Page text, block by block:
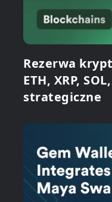
Rezerwa
ETH, XRP,
strategiczne